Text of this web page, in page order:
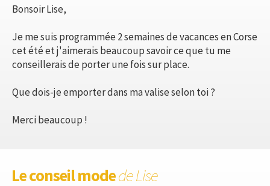
Bonsoir Lise,
Je me suis programmée 2 semaines de vacances en Corse
cet été et j'aimerais beaucoup savoir ce que tu me
conseillerais de porter une fois sur place.
Que dois-je emporter dans ma valise selon toi ?
Merci beaucoup !
Le conseil modede Lise